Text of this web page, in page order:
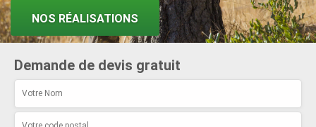
NOS RÉALISATIONS
Demande de devis gratuit